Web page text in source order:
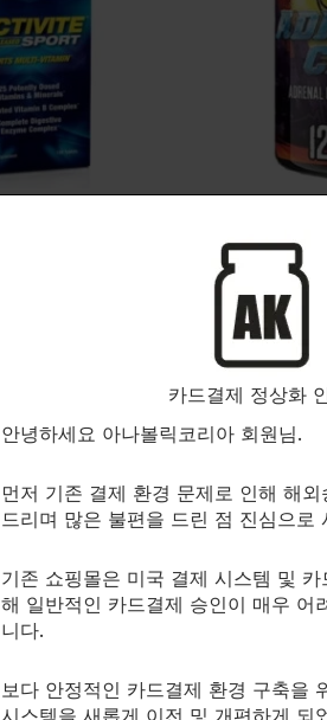
부신이 스스로 회
Adrenal Care
사이클보조제
37.00
카드결제 정상화
안녕하세요 아나볼릭코리아 회원님.
먼저 기존 결제 환경 문제로 인해 해
드리며 많은 불편을 드린 점 진심으로
기존 쇼핑몰은 미국 결제 시스템 및
해 일반적인 카드결제 승인이 매우 어
니다.
보다 안정적인 카드결제 환경 구축을